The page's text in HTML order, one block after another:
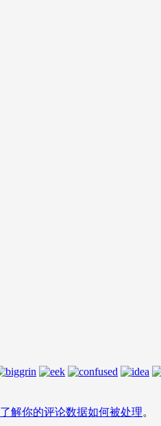
了解你的评论数据如何被处理。